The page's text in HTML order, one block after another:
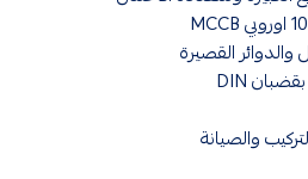
القصيرة
والصيانة